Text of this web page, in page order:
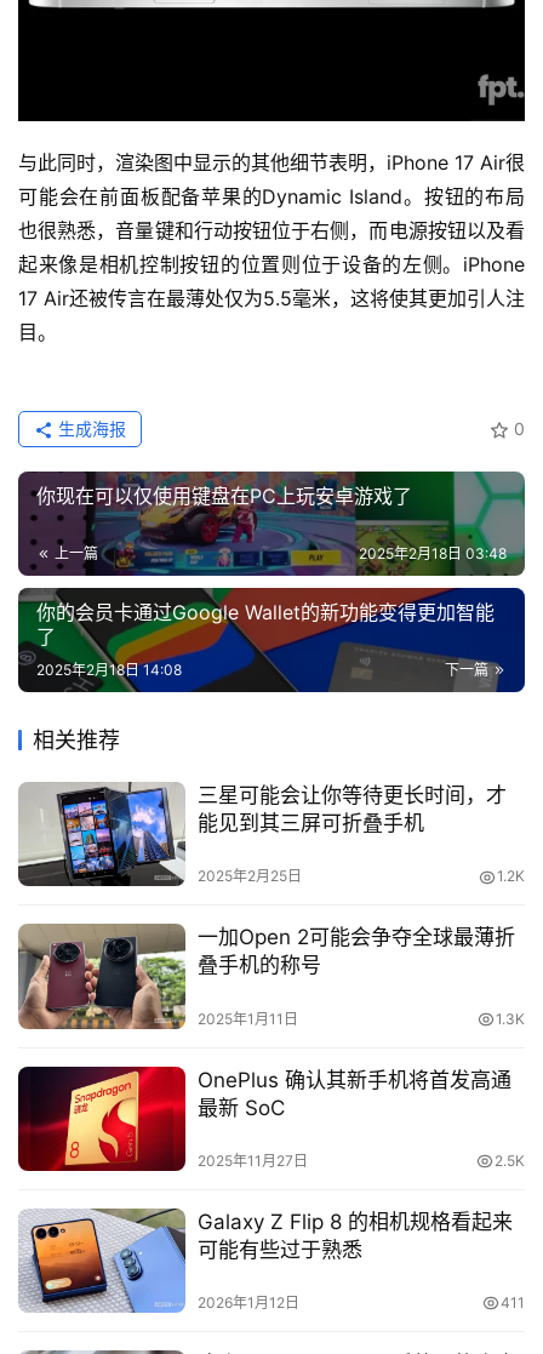
与此同时，渲染图中显示的其他细节表明，iPhone 17 Air很
可能会在前面板配备苹果的Dynamic Island。按钮的布局
也很熟悉，音量键和行动按钮位于右侧，而电源按钮以及看
起来像是相机控制按钮的位置则位于设备的左侧。iPhone
17 Air还被传言在最薄处仅为5.5毫米，这将使其更加引人注
目。
0
生成海报
你现在可以仅使用键盘在PC上玩安卓游戏了
上一篇 2025年2月18日 03:48
你的会员卡通过Google Wallet的新功能变得更加智能
了
下一篇
2025年2月18日 14:08
相关推荐
三星可能会让你等待更长时间，才
能见到其三屏可折叠手机
2025年2月25日 1.2K
一加Open 2可能会争夺全球最薄折
叠手机的称号
2025年1月11日 1.3K
OnePlus 确认其新手机将首发高通
最新 SoC
2025年11月27日 2.5K
Galaxy Z Flip 8 的相机规格看起来
可能有些过于熟悉
2026年1月12日 411